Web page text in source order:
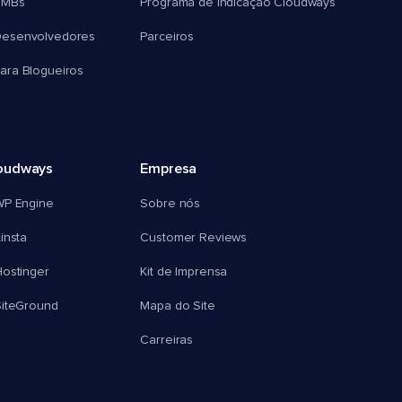
Blogueiros
Programa de Indicação Cloudways
Parceiros
Engine
Empresa
Sobre nós
Customer Reviews
Kit de Imprensa
Mapa do Site
Carreiras